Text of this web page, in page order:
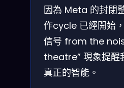
因為 Meta 的封閉
作cycle 已經開始
信号 from the
theatre” 現象提醒
真正的智能。